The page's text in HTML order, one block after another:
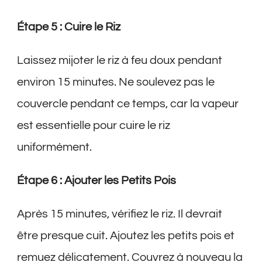
Étape 5 : Cuire le Riz
Laissez mijoter le riz à feu doux pendant
environ 15 minutes. Ne soulevez pas le
couvercle pendant ce temps, car la vapeur
est essentielle pour cuire le riz
uniformément.
Étape 6 : Ajouter les Petits Pois
Après 15 minutes, vérifiez le riz. Il devrait
être presque cuit. Ajoutez les petits pois et
remuez délicatement. Couvrez à nouveau la